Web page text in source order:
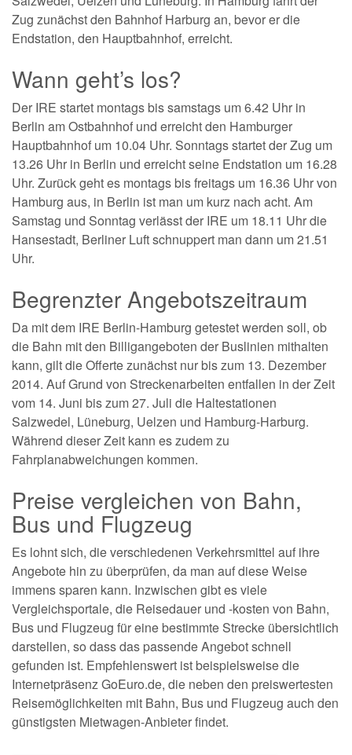
Zug zunächst den Bahnhof Harburg an, bevor er die
Endstation, den Hauptbahnhof, erreicht.
Wann geht’s los?
Der IRE startet montags bis samstags um 6.42 Uhr in
Berlin am Ostbahnhof und erreicht den Hamburger
Hauptbahnhof um 10.04 Uhr. Sonntags startet der Zug um
13.26 Uhr in Berlin und erreicht seine Endstation um 16.28
Uhr. Zurück geht es montags bis freitags um 16.36 Uhr von
Hamburg aus, in Berlin ist man um kurz nach acht. Am
Samstag und Sonntag verlässt der IRE um 18.11 Uhr die
Hansestadt, Berliner Luft schnuppert man dann um 21.51
Uhr.
Begrenzter Angebotszeitraum
Da mit dem IRE Berlin-Hamburg getestet werden soll, ob
die Bahn mit den Billigangeboten der Buslinien mithalten
kann, gilt die Offerte zunächst nur bis zum 13. Dezember
2014. Auf Grund von Streckenarbeiten entfallen in der Zeit
vom 14. Juni bis zum 27. Juli die Haltestationen
Salzwedel, Lüneburg, Uelzen und Hamburg-Harburg.
Während dieser Zeit kann es zudem zu
Fahrplanabweichungen kommen.
Preise vergleichen von Bahn,
Bus und Flugzeug
Es lohnt sich, die verschiedenen Verkehrsmittel auf ihre
Angebote hin zu überprüfen, da man auf diese Weise
immens sparen kann. Inzwischen gibt es viele
Vergleichsportale, die Reisedauer und -kosten von Bahn,
Bus und Flugzeug für eine bestimmte Strecke übersichtlich
darstellen, so dass das passende Angebot schnell
gefunden ist. Empfehlenswert ist beispielsweise die
Internetpräsenz GoEuro.de, die neben den preiswertesten
Reisemöglichkeiten mit Bahn, Bus und Flugzeug auch den
günstigsten Mietwagen-Anbieter findet.